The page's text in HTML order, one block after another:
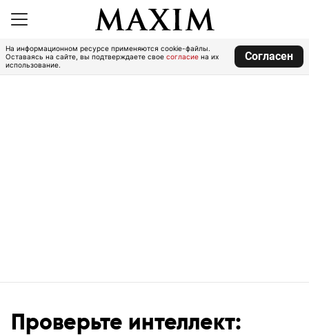
На информационном ресурсе применяются cookie-файлы.
Оставаясь на сайте, вы подтверждаете свое согласие на их
использование.
Согласен
Проверьте интеллект: